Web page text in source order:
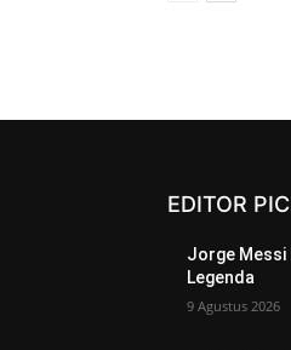
EDITOR
Jorge Messi
Legenda
9 Agustus 2026